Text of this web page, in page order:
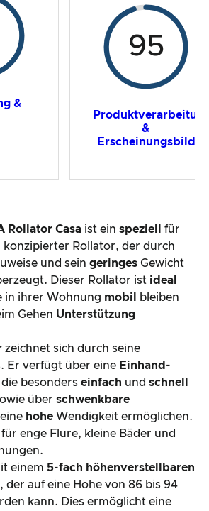
&
95
&
Erscheinungsbild
Rollator Casa ist ein speziell
für
konzipierter Rollator, der durch
und sein geringes Gewicht
Dieser Rollator ist ideal
in ihrer Wohnung mobil
bleiben
Gehen Unterstützung
zeichnet sich durch seine
Er verfügt über eine Einhand-
die besonders einfach und schnell
über schwenkbare
hohe Wendigkeit ermöglichen.
für enge Flure, kleine Bäder und
einem 5-fach höhenverstellbaren
der auf eine Höhe von 86 bis 94
kann. Dies ermöglicht eine